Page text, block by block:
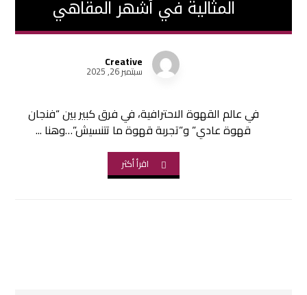
المثالية في أشهر المقاهي
Creative
سبتمبر 26, 2025
في عالم القهوة الاحترافية، في فرق كبير بين “فنجان
قهوة عادي” و”تجربة قهوة ما تتنسيش”…وهنا ...
اقرأ أكثر